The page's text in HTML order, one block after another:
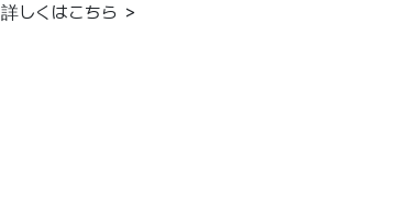
詳しくはこちら ＞